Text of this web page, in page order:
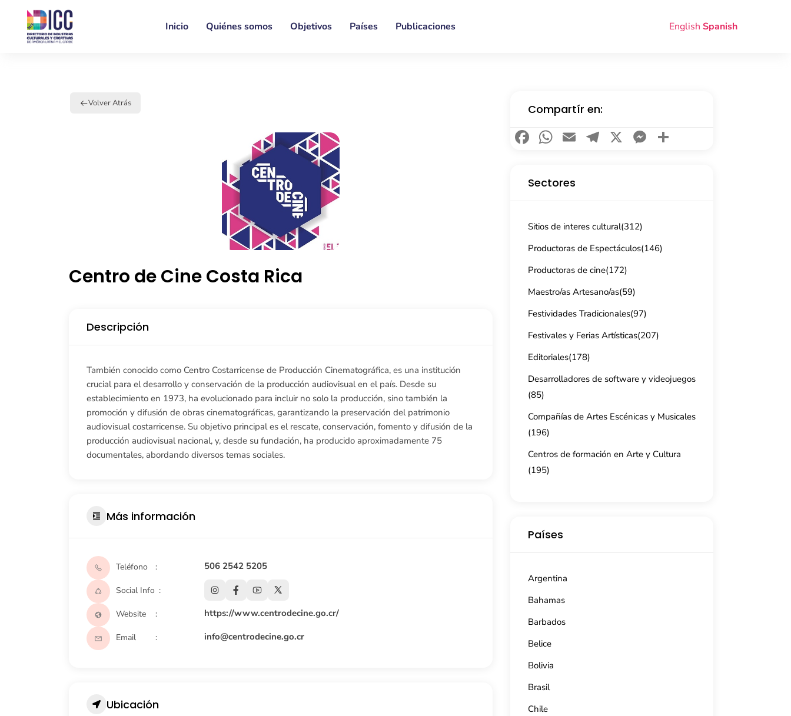
Inicio Quiénes somos Objetivos Países Publicaciones English Spanish
Volver Atrás
Centro de Cine Costa Rica
Descripción
También conocido como Centro Costarricense de Producción Cinematográfica, es una institución
crucial para el desarrollo y conservación de la producción audiovisual en el país. Desde su
establecimiento en 1973, ha evolucionado para incluir no solo la producción, sino también la
promoción y difusión de obras cinematográficas, garantizando la preservación del patrimonio
audiovisual costarricense. Su objetivo principal es el rescate, conservación, fomento y difusión de la
producción audiovisual nacional, y, desde su fundación, ha producido aproximadamente 75
documentales, abordando diversos temas sociales.
Más información
Teléfono 506 2542 5205
Social Info
Website https://www.centrodecine.go.cr/
Email info@centrodecine.go.cr
Ubicación
Compartír en:
Facebook
WhatsApp
EmailTelegram
X Messenger
Sectores
Sitios de interes cultural(312)
Productoras de Espectáculos(146)
Productoras de cine(172)
Maestro/as Artesano/as(59)
Festividades Tradicionales(97)
Festivales y Ferias Artísticas(207)
Editoriales(178)
Desarrolladores de software y videojuegos
(85)
Compañías de Artes Escénicas y Musicales
(196)
Centros de formación en Arte y Cultura
(195)
Países
Argentina
Bahamas
Barbados
Belice
Bolivia
Brasil
Chile